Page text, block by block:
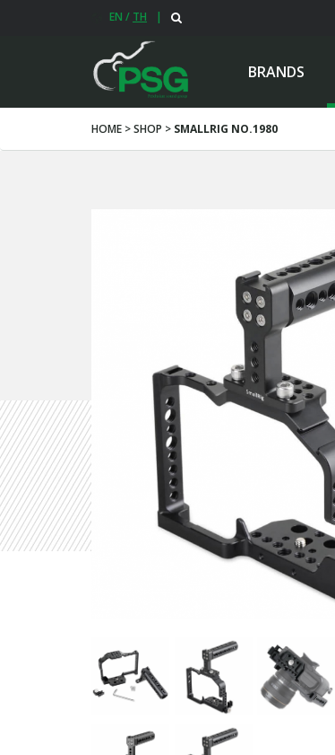
EN / TH |
BRANDS
HOME > SHOP > SMALLRIG NO.1980